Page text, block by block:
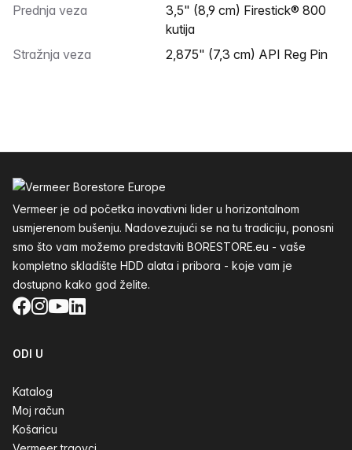
Prednja veza
3,5" (8,9 cm) Firestick® 800
kutija
Stražnja veza
2,875" (7,3 cm) API Reg Pin
Vermeer je od početka inovativni lider u horizontalnom
usmjerenom bušenju. Nadovezujući se na tu tradiciju, ponosni
smo što vam možemo predstaviti BORESTORE.eu - vaše
kompletno skladište HDD alata i pribora - koje vam je
dostupno kako god želite.
Facebook
Instagram
YouTube
LinkedIn
ODI U
Katalog
Moj račun
Košaricu